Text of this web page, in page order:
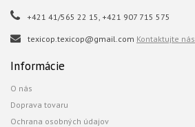
+421 41/565 22 15, +421 907 715 575
texicop.texicop@gmail.com Kontaktujte nás
Informácie
O nás
Doprava tovaru
Ochrana osobných údajov